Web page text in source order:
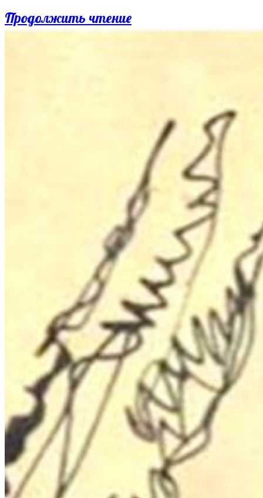
Продолжить чтениеДень
открытий
сословий